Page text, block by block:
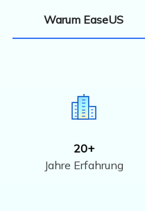
Warum EaseUS
20+
Jahre Erfahrung